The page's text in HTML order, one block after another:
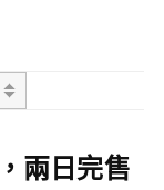
兩日完售